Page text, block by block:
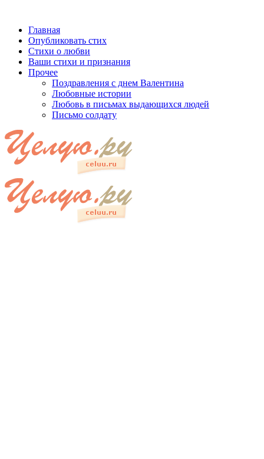
Главная
Опубликовать стих
Стихи о любви
Ваши стихи и признания
Прочее
Поздравления с днем Валентина
Любовные истории
Любовь в письмах выдающихся людей
Письмо солдату